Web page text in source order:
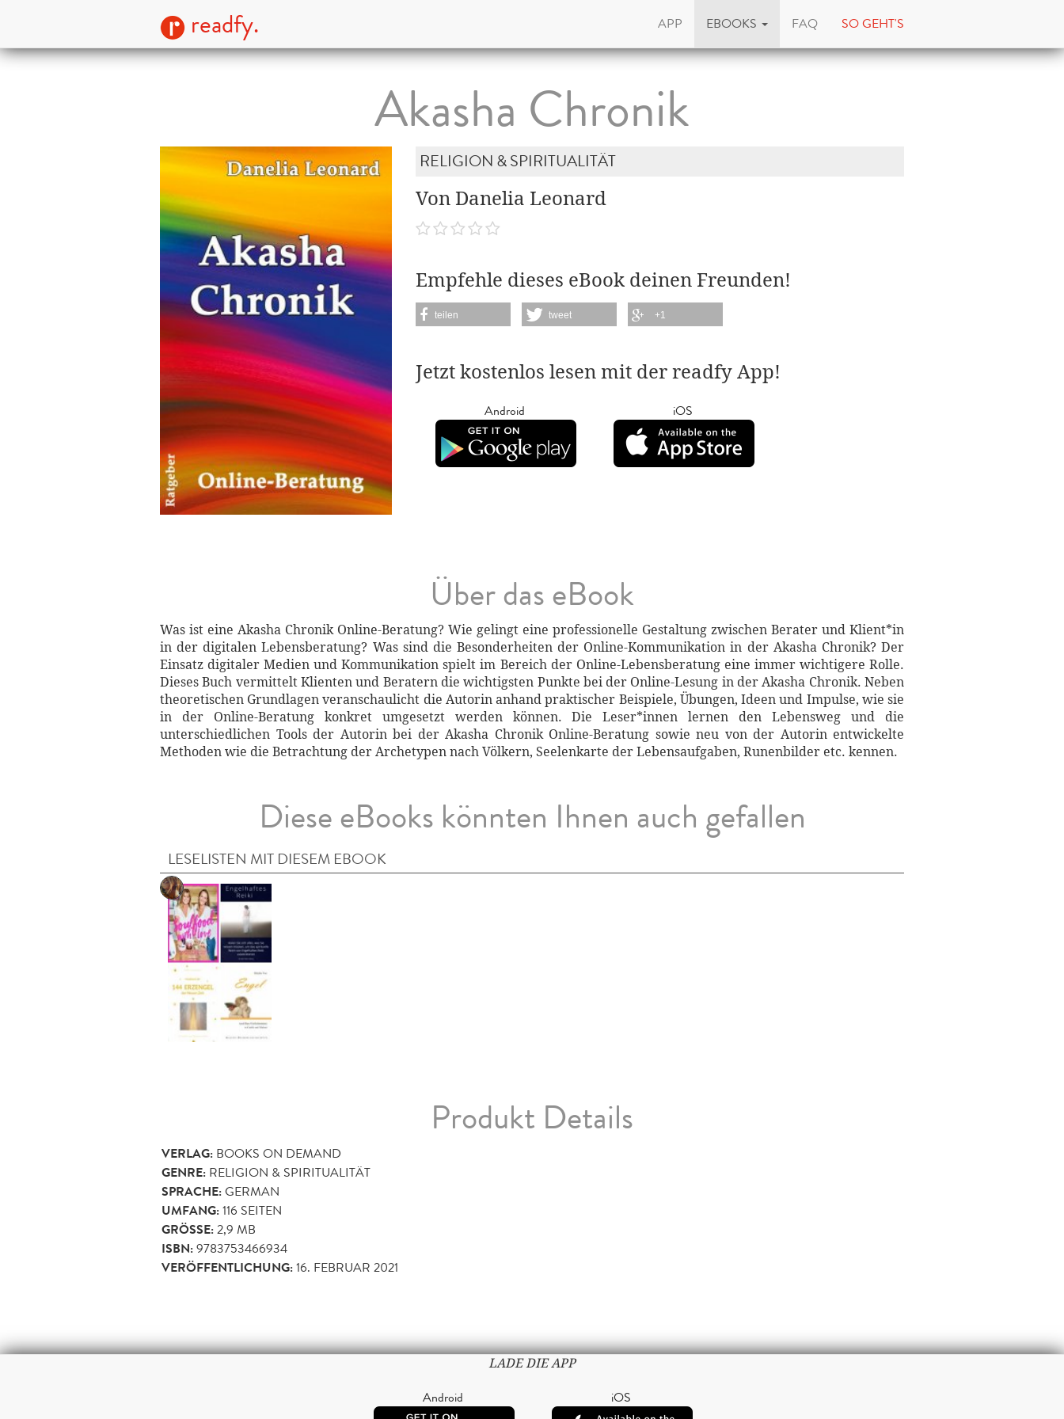
readfy. APP EBOOKS FAQ SO GEHT'S
Akasha Chronik
RELIGION & SPIRITUALITÄT
Von Danelia Leonard
Empfehle dieses eBook deinen Freunden!
teilen tweet +1
Jetzt kostenlos lesen mit der readfy App!
Android iOS
Über das eBook
Was ist eine Akasha Chronik Online-Beratung? Wie gelingt eine professionelle Gestaltung zwischen Berater und Klient*in
in der digitalen Lebensberatung? Was sind die Besonderheiten der Online-Kommunikation in der Akasha Chronik? Der
Einsatz digitaler Medien und Kommunikation spielt im Bereich der Online-Lebensberatung eine immer wichtigere Rolle.
Dieses Buch vermittelt Klienten und Beratern die wichtigsten Punkte bei der Online-Lesung in der Akasha Chronik. Neben
theoretischen Grundlagen veranschaulicht die Autorin anhand praktischer Beispiele, Übungen, Ideen und Impulse, wie sie
in der Online-Beratung konkret umgesetzt werden können. Die Leser*innen lernen den Lebensweg und die
unterschiedlichen Tools der Autorin bei der Akasha Chronik Online-Beratung sowie neu von der Autorin entwickelte
Methoden wie die Betrachtung der Archetypen nach Völkern, Seelenkarte der Lebensaufgaben, Runenbilder etc. kennen.
Diese eBooks könnten Ihnen auch gefallen
LESELISTEN MIT DIESEM EBOOK
Produkt Details
VERLAG: BOOKS ON DEMAND
GENRE: RELIGION & SPIRITUALITÄT
SPRACHE:GERMAN
UMFANG:116 SEITEN
GRÖSSE: 2,9 MB
ISBN:9783753466934
VERÖFFENTLICHUNG:16. FEBRUAR 2021
LADE DIE APP
Android iOS